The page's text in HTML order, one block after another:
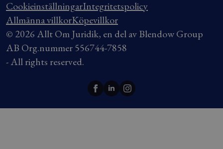
CookieinställningarIntegritetspolicy
Allmänna villkorKöpevillkor
© 2026 Allt Om Juridik, en del av Blendow Group
AB Org.nummer 556744-7858
- All rights reserved.